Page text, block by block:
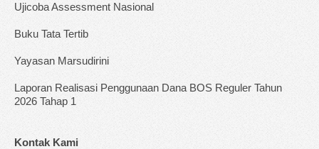
Ujicoba Assessment Nasional
Buku Tata Tertib
Yayasan Marsudirini
Laporan Realisasi Penggunaan Dana BOS Reguler Tahun
2026 Tahap 1
Kontak Kami